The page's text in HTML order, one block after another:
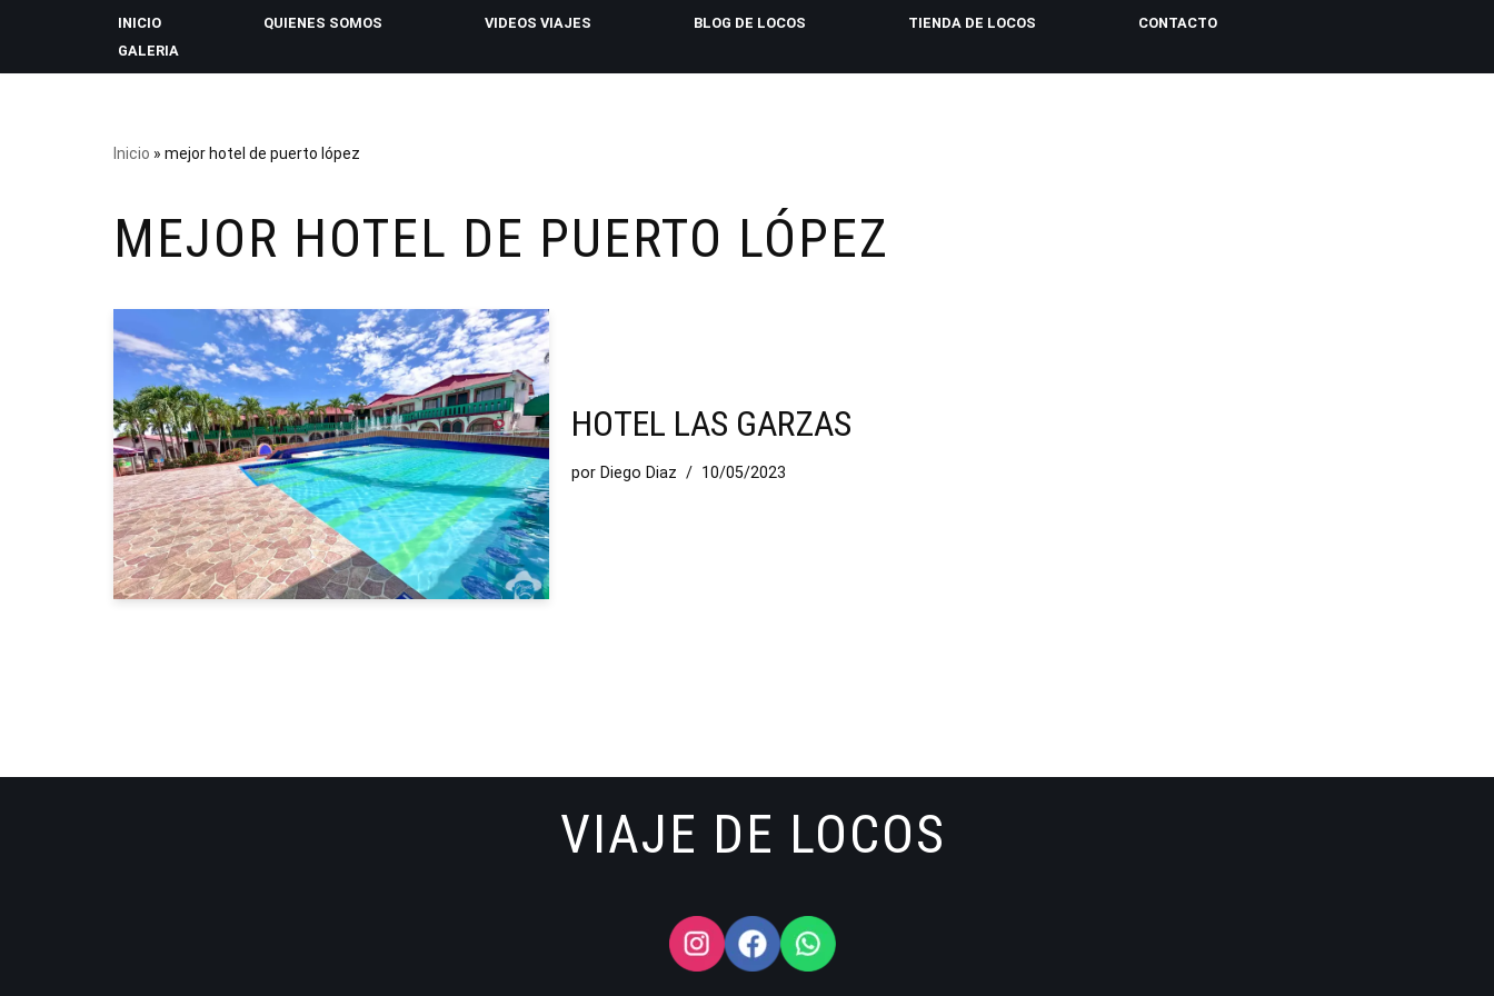
INICIO QUIENES SOMOS VIDEOS VIAJES BLOG DE LOCOS TIENDA DE LOCOS
CONTACTO
GALERIA
Inicio » mejor hotel de puerto lópez
MEJOR HOTEL DE PUERTO LÓPEZ
HOTEL LAS GARZAS
por Diego Diaz 10/05/2023
VIAJE DE LOCOS